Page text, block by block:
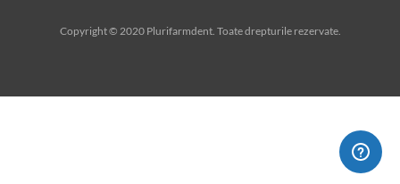
Copyright © 2020 Plurifarmdent. Toate drepturile rezervate.